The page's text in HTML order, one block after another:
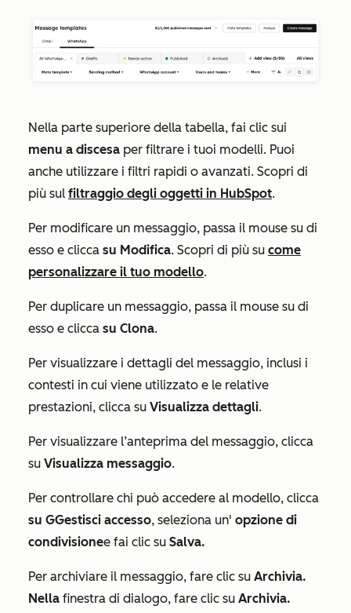
Nella parte superiore della tabella, fai clic sui
menu a discesa per filtrare i tuoi modelli. Puoi
anche utilizzare i filtri rapidi o avanzati. Scopri di
più sul filtraggio degli oggetti in HubSpot.
Per modificare un messaggio, passa il mouse su di
esso e clicca su Modifica. Scopri di più su come
personalizzare il tuo modello.
Per duplicare un messaggio, passa il mouse su di
esso e clicca su Clona.
Per visualizzare i dettagli del messaggio, inclusi i
contesti in cui viene utilizzato e le relative
prestazioni, clicca su Visualizza dettagli.
Per visualizzare l’anteprima del messaggio, clicca
su Visualizza messaggio.
Per controllare chi può accedere al modello, clicca
su GGestisci accesso, seleziona un' opzione di
condivisionee fai clic su Salva.
Per archiviare il messaggio, fare clic su Archivia.
Nella finestra di dialogo, fare clic su Archivia.